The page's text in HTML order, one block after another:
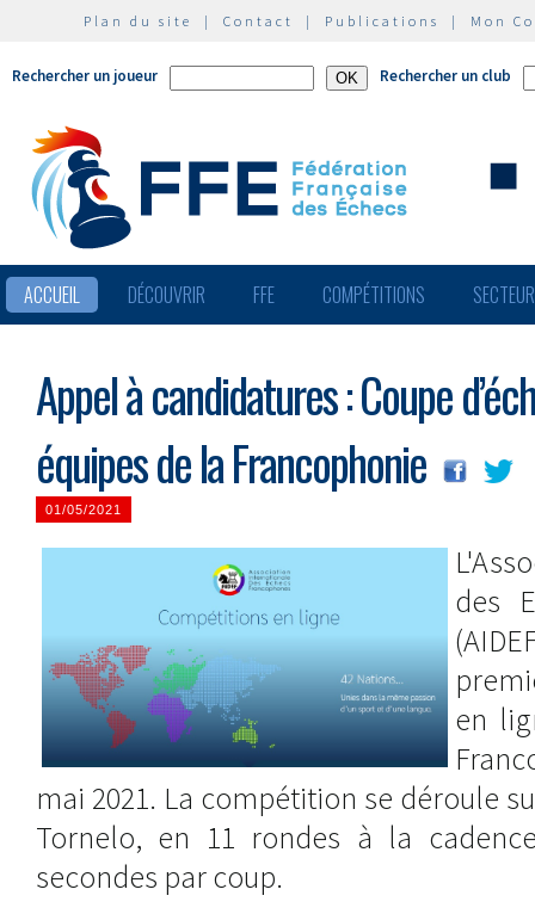
Plan du site | Contact | Publications | Mon
Rechercher un joueur Rechercher un club
ACCUEIL DÉCOUVRIR FFE COMPÉTITIONS
Appel à candidatures : Coupe
équipes de la Francophonie
01/05/2021
des
en
mai 2021. La compétition se déroule
Tornelo, en 11 rondes à la
secondes par coup.